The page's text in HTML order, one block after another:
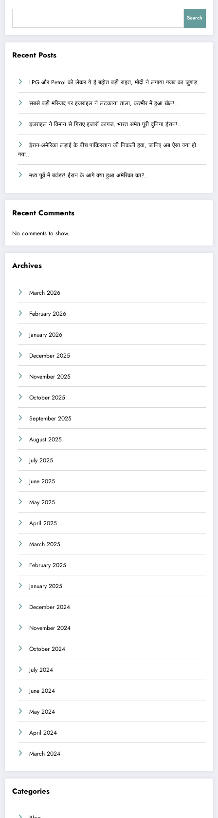
Search
Recent Posts
LPG और Petrol को लेकर ये है बहोत बड़ी राहत, मोदी ने लगाया गजब का जुगाड़..
सबसे बड़ी मस्जिद पर इजराइल ने लटकाया ताला, कश्मीर में हुआ खेल!..
इजराइल ने विमान से गिराए हजारों कागज, भारत समेत पूरी दुनिया हैरान!..
ईरान-अमेरिका लड़ाई के बीच पाकिस्तान की निकली हवा, जानिए अब ऐसा क्या हो
गया..
मध्य पूर्व में बवंडर! ईरान के आगे क्या हुआ अमेरिका का?..
Recent Comments
No comments to show.
Archives
March 2026
February 2026
January 2026
December 2025
November 2025
October 2025
September 2025
August 2025
July 2025
June 2025
May 2025
April 2025
March 2025
February 2025
January 2025
December 2024
November 2024
October 2024
July 2024
June 2024
May 2024
April 2024
March 2024
Categories